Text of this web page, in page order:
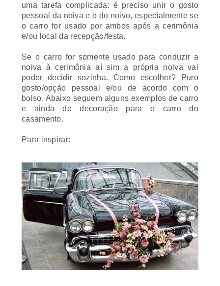
uma tarefa complicada: é preciso unir o gosto
pessoal da noiva e o do noivo, especialmente se
o carro for usado por ambos após a cerimônia
e/ou local da recepção/festa.
Se o carro for somente usado para conduzir a
noiva à cerimônia aí sim a própria noiva vai
poder decidir sozinha. Como escolher? Puro
gosto/opção pessoal e/ou de acordo com o
bolso. Abaixo seguem alguns exemplos de carro
e ainda de decoração para o carro do
casamento.
Para inspirar: